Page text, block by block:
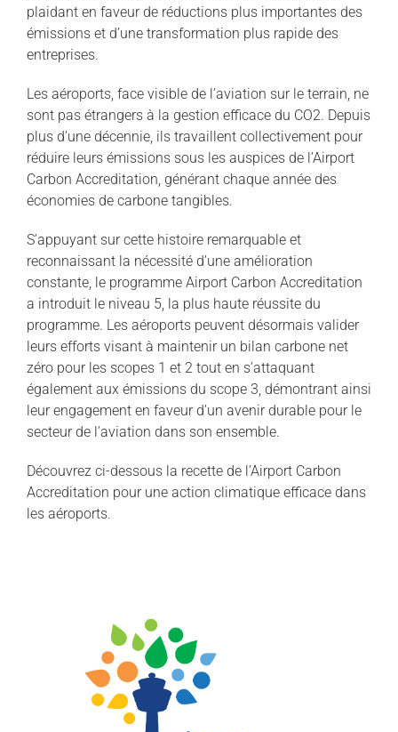
plaidant en faveur de réductions plus importantes des
émissions et d’une transformation plus rapide des
entreprises.
Les aéroports, face visible de l’aviation sur le terrain, ne
sont pas étrangers à la gestion efficace du CO2. Depuis
plus d’une décennie, ils travaillent collectivement pour
réduire leurs émissions sous les auspices de l’Airport
Carbon Accreditation, générant chaque année des
économies de carbone tangibles.
S’appuyant sur cette histoire remarquable et
reconnaissant la nécessité d’une amélioration
constante, le programme Airport Carbon Accreditation
a introduit le niveau 5, la plus haute réussite du
programme. Les aéroports peuvent désormais valider
leurs efforts visant à maintenir un bilan carbone net
zéro pour les scopes 1 et 2 tout en s’attaquant
également aux émissions du scope 3, démontrant ainsi
leur engagement en faveur d’un avenir durable pour le
secteur de l’aviation dans son ensemble.
Découvrez ci-dessous la recette de l’Airport Carbon
Accreditation pour une action climatique efficace dans
les aéroports.